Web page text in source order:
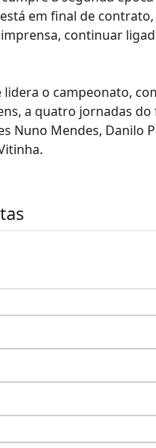
em final de
continuar
lidera o campeonato,
a quatro jornadas
Nuno Mendes, Danilo